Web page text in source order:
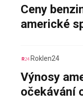
Ceny
americké
Roklen24
Výnosy
očekávání